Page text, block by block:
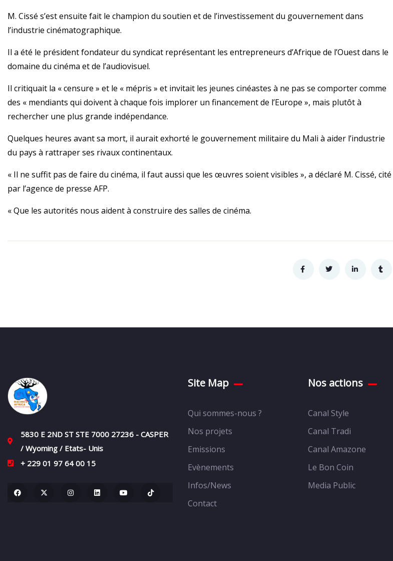
M. Cissé s’est ensuite fait le champion du soutien et de l’investissement du gouvernement dans
l’industrie cinématographique.
Il a été le président fondateur du syndicat représentant les entrepreneurs d’Afrique de l’Ouest dans le
domaine du cinéma et de l’audiovisuel.
Il critiquait la « censure » et le « mépris » et invitait les jeunes cinéastes à ne pas se comporter comme
des « mendiants qui doivent à chaque fois implorer un financement de l’Europe », mais plutôt à
rechercher une plus grande indépendance.
Quelques heures avant sa mort, il aurait exhorté le gouvernement militaire du Mali à aider l’industrie
du pays à rattraper ses rivaux continentaux.
« Il ne suffit pas de faire du cinéma, il faut aussi que les œuvres soient visibles », a déclaré M. Cissé, cité
par l’agence de presse AFP.
« Que les autorités nous aident à construire des salles de cinéma.
5830 E 2ND ST STE 7000 27236 - CASPER
/ Wyoming / Etats- Unis
+ 229 01 97 64 00 15
Site Map
Qui sommes-nous ?
Nos projets
Emissions
Evènements
Infos/News
Contact
Nos actions
Canal Style
Canal Tradi
Canal Amazone
Le Bon Coin
Media Public